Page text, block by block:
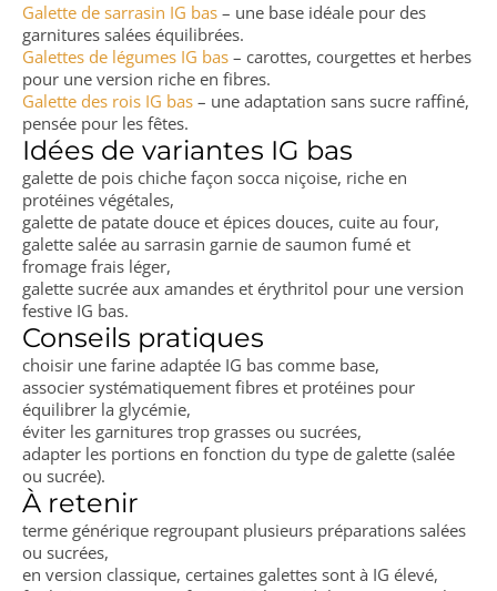
Galette de sarrasin IG bas – une base idéale pour des
garnitures salées équilibrées.
Galettes de légumes IG bas – carottes, courgettes et herbes
pour une version riche en fibres.
Galette des rois IG bas – une adaptation sans sucre raffiné,
pensée pour les fêtes.
Idées de variantes IG bas
galette de pois chiche façon socca niçoise, riche en
protéines végétales,
galette de patate douce et épices douces, cuite au four,
galette salée au sarrasin garnie de saumon fumé et
fromage frais léger,
galette sucrée aux amandes et érythritol pour une version
festive IG bas.
Conseils pratiques
choisir une farine adaptée IG bas comme base,
associer systématiquement fibres et protéines pour
équilibrer la glycémie,
éviter les garnitures trop grasses ou sucrées,
adapter les portions en fonction du type de galette (salée
ou sucrée).
À retenir
terme générique regroupant plusieurs préparations salées
ou sucrées,
en version classique, certaines galettes sont à IG élevé,